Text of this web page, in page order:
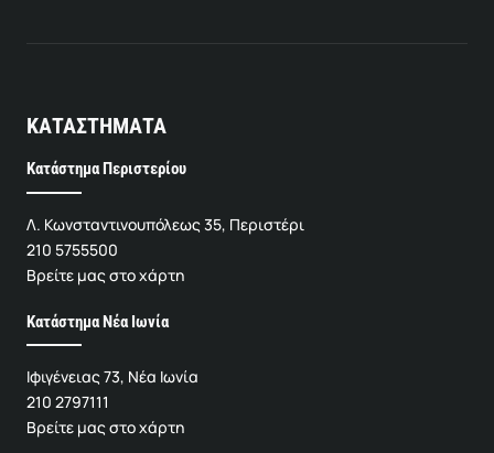
ΚΑΤΑΣΤΗΜΑΤΑ
Κατάστημα Περιστερίου
Λ. Κωνσταντινουπόλεως 35, Περιστέρι
210 5755500
Βρείτε μας στο χάρτη
Κατάστημα Νέα Ιωνία
Ιφιγένειας 73, Νέα Ιωνία
210 2797111
Βρείτε μας στο χάρτη